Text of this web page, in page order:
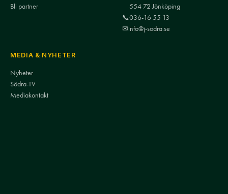
Bli partner
554 72 Jönköping
📞036-16 55 13
✉info@j-sodra.se
MEDIA & NYHETER
Nyheter
Södra-TV
Mediakontakt